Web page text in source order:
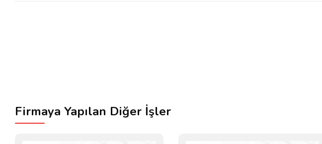
Firmaya Yapılan Diğer İşler